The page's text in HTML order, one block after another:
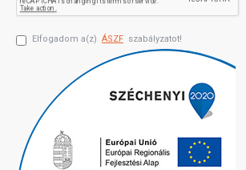
Elfogadom a(z) ÁSZF szabályzatot!